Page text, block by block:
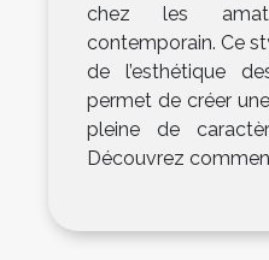
chez les
contemporain. Ce
de l’esthétique
permet de créer
pleine de
Découvrez